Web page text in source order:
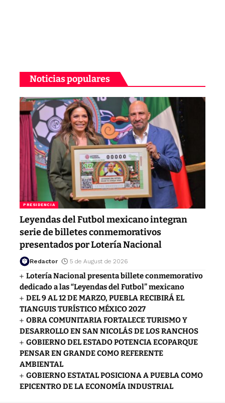
Noticias populares
PRESIDENCIA
Leyendas del Futbol mexicano integran
serie de billetes conmemorativos
presentados por Lotería Nacional
Redactor 5 de August de 2026
Lotería Nacional presenta billete conmemorativo
dedicado a las “Leyendas del Futbol” mexicano
DEL 9 AL 12 DE MARZO, PUEBLA RECIBIRÁ EL
TIANGUIS TURÍSTICO MÉXICO 2027
OBRA COMUNITARIA FORTALECE TURISMO Y
DESARROLLO EN SAN NICOLÁS DE LOS RANCHOS
GOBIERNO DEL ESTADO POTENCIA ECOPARQUE
PENSAR EN GRANDE COMO REFERENTE
AMBIENTAL
GOBIERNO ESTATAL POSICIONA A PUEBLA COMO
EPICENTRO DE LA ECONOMÍA INDUSTRIAL